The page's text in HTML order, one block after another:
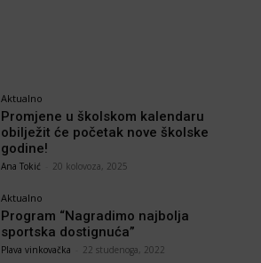
Aktualno
Promjene u školskom kalendaru
obilježit će početak nove školske
godine!
Ana Tokić 20 kolovoza, 2025
Aktualno
Program “Nagradimo najbolja
sportska dostignuća”
Plava vinkovačka 22 studenoga, 2022